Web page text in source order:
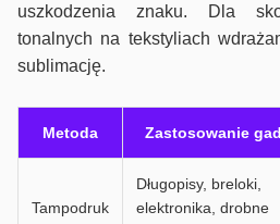
uszkodzenia znaku. Dla
tonalnych na tekstyliach
sublimację.
Metoda Zastosowanie
Tampodruk
Długopisy, breloki,
elektronika, drobne